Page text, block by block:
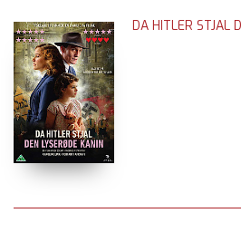
DA HITLER STJAL